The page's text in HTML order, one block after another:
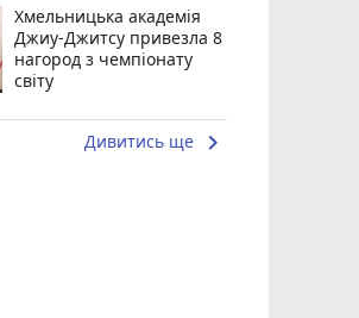
Хмельницька академія
Джиу-Джитсу привезла 8
нагород з чемпіонату
світу
Дивитись ще keyboard_arrow_right